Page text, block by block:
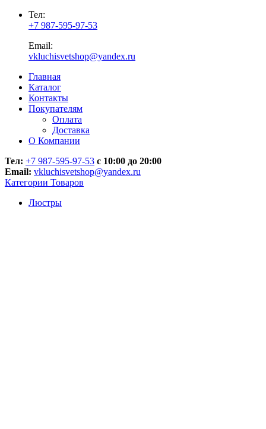
Тел:
+7 987-595-97-53
Email:
vkluchisvetshop@yandex.ru
Главная
Каталог
Контакты
Покупателям
Оплата
Доставка
О Компании
Тел: +7 987-595-97-53 с 10:00 до 20:00
Email: vkluchisvetshop@yandex.ru
Категории Товаров
Люстры